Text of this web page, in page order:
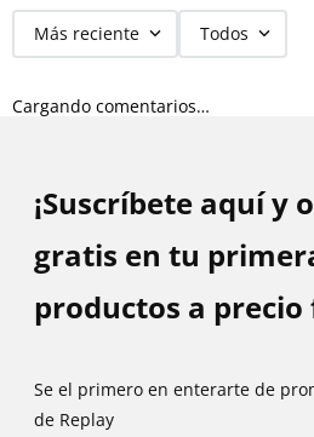
Más reciente Todos
Cargando comentarios…
¡Suscríbete aquí y
gratis en tu
productos a precio
Se el primero en enterarte de
de Replay